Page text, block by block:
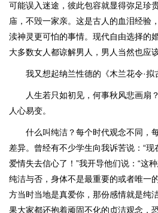
可能误入迷途，彼此包容就显得弥足珍
庙，不毁一家亲。这是古人的血泪经验
渎神灵更可怕的事情。现代自由选择的
大多数女人都谅解男人，男人当然也应
我又想起纳兰性德的《木兰花令·拟
人生若只如初见，何事秋风悲画扇
人心易变。
什么叫纯洁？每个时代观念不同，
差异。曾经有不少学生向我诉苦说：“
爱情失去信心了！”我开导他们说：“这
纯洁与否，身体不是最重要的或者唯一
方当时当地是真爱你，那份感情就是纯
果大家都还抱着顽固不化的贞洁观念，